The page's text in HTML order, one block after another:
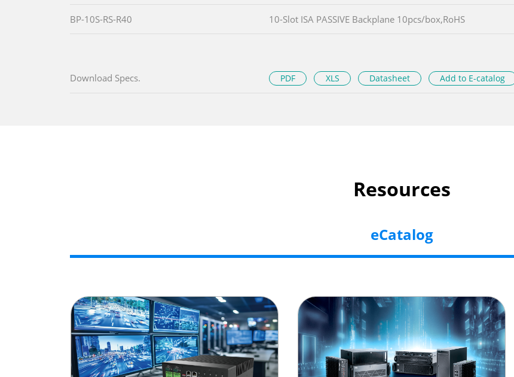
BP-10S-RS-R40 10-Slot ISA PASSIVE Backplane 10pcs/box,RoHS
Download Specs. PDF XLS Datasheet Add to E-catalog
Resources
eCatalog